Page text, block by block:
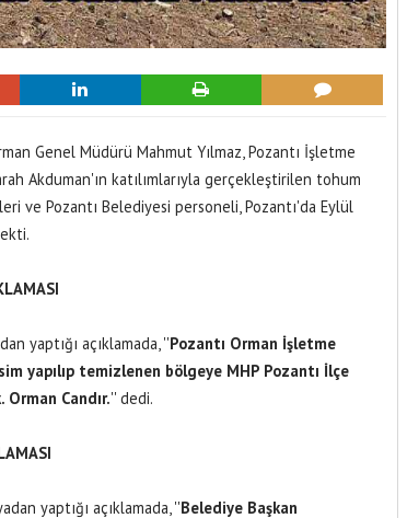
Genel Müdürü Mahmut Yılmaz, Pozantı İşletme
Akduman'ın katılımlarıyla gerçekleştirilen tohum
ve Pozantı Belediyesi personeli, Pozantı'da Eylül
yaptığı açıklamada, ''Pozantı Orman İşletme
yapılıp temizlenen bölgeye MHP Pozantı İlçe
Candır.'' dedi.
yaptığı açıklamada, ''Belediye Başkan